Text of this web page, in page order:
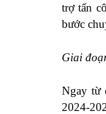
trợ tấn
bước
Giai
Ngay từ
2024-